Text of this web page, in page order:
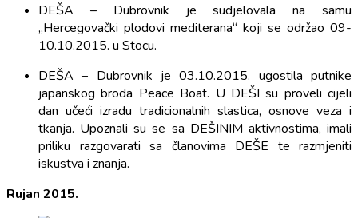
DEŠA – Dubrovnik je sudjelovala na samu
„Hercegovački plodovi mediterana“ koji se održao 09-
10.10.2015. u Stocu.
DEŠA – Dubrovnik je 03.10.2015. ugostila putnike
japanskog broda Peace Boat. U DEŠI su proveli cijeli
dan učeći izradu tradicionalnih slastica, osnove veza i
tkanja. Upoznali su se sa DEŠINIM aktivnostima, imali
priliku razgovarati sa članovima DEŠE te razmjeniti
iskustva i znanja.
Rujan 2015.